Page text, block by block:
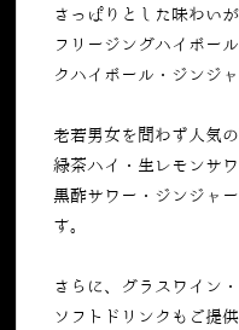
さっぱりとした味わい
フリージングハイボー
クハイボール・ジンジ
老若男女を問わず人気
緑茶ハイ・生レモンサ
黒酢サワー・ジンジャ
す。
さらに、グラスワイン
ソフトドリンクもご提供